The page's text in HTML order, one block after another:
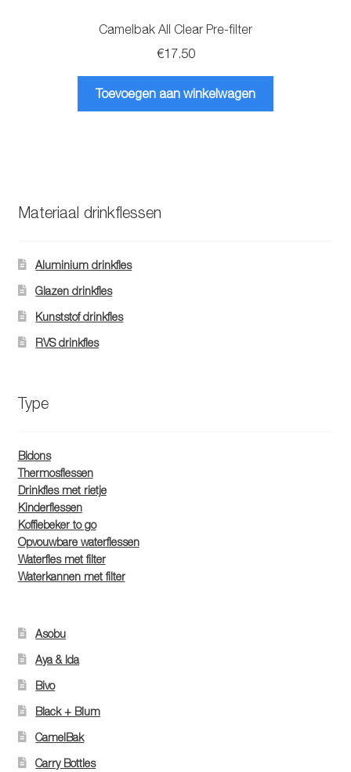
Camelbak All Clear Pre-filter
€17.50
Toevoegen aan winkelwagen
Materiaal drinkflessen
Aluminium drinkfles
Glazen drinkfles
Kunststof drinkfles
RVS drinkfles
Type
Bidons
Thermosflessen
Drinkfles met rietje
Kinderflessen
Koffiebeker to go
Opvouwbare waterflessen
Waterfles met filter
Waterkannen met filter
Asobu
Aya & Ida
Bivo
Black + Blum
CamelBak
Carry Bottles